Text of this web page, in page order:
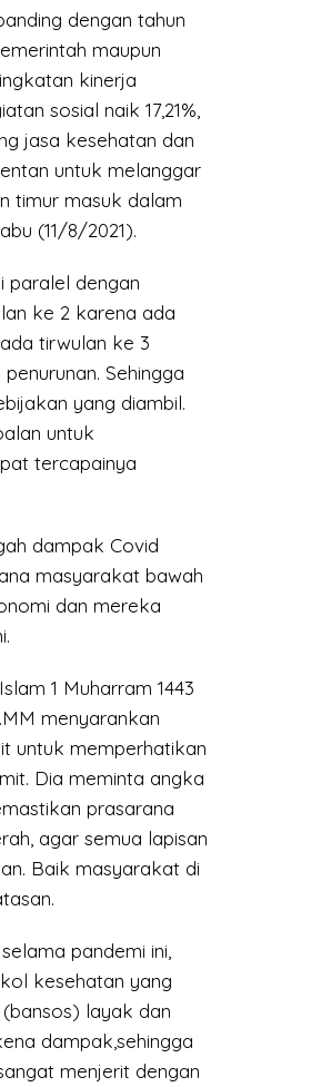
dengan tahun
maupun
kinerja
sosial naik 17,21%,
jasa kesehatan dan
untuk melanggar
timur masuk dalam
(11/8/2021).
paralel dengan
ke 2 karena ada
tirwulan ke 3
Sehingga
yang diambil.
untuk
tercapainya
dampak Covid
masyarakat bawah
dan mereka
1 Muharram 1443
menyarankan
untuk memperhatikan
Dia meminta angka
prasarana
agar semua lapisan
Baik masyarakat di
pandemi ini,
kesehatan yang
layak dan
dampak,sehingga
menjerit dengan